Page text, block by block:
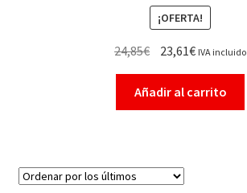
¡OFERTA!
24,85€ 23,61€ IVA incluido
Añadir al carrito